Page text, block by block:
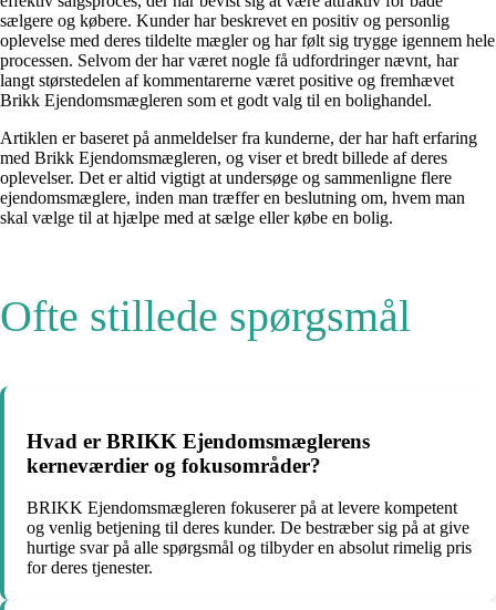
sælgere og købere. Kunder har beskrevet en positiv og personlig
oplevelse med deres tildelte mægler og har følt sig trygge igennem hele
processen. Selvom der har været nogle få udfordringer nævnt, har
langt størstedelen af kommentarerne været positive og fremhævet
Brikk Ejendomsmægleren som et godt valg til en bolighandel.
Artiklen er baseret på anmeldelser fra kunderne, der har haft erfaring
med Brikk Ejendomsmægleren, og viser et bredt billede af deres
oplevelser. Det er altid vigtigt at undersøge og sammenligne flere
ejendomsmæglere, inden man træffer en beslutning om, hvem man
skal vælge til at hjælpe med at sælge eller købe en bolig.
Ofte stillede spørgsmål
Hvad er BRIKK Ejendomsmæglerens
kerneværdier og fokusområder?
BRIKK Ejendomsmægleren fokuserer på at levere kompetent
og venlig betjening til deres kunder. De bestræber sig på at give
hurtige svar på alle spørgsmål og tilbyder en absolut rimelig pris
for deres tjenester.